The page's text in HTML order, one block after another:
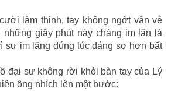
làm thinh, tay không ngớt vân vê
những giây phút này chàng im lặn là
sự im lặng đúng lúc đáng sợ hơn bất
đại sư không rời khỏi bàn tay của Lý
ông nhích lên một bước: